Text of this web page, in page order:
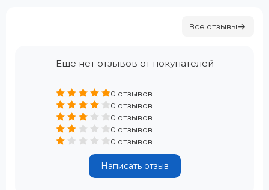
Все отзывы
Еще нет отзывов от покупателей
0 отзывов
0 отзывов
0 отзывов
0 отзывов
0 отзывов
Написать отзыв